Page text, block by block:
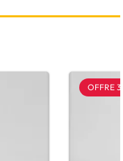
OFFRE